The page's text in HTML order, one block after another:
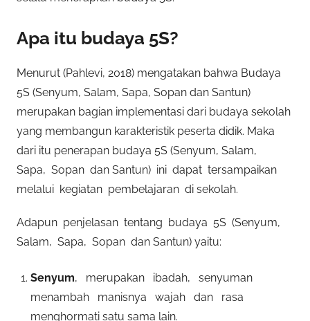
Apa itu budaya 5S?
Menurut (Pahlevi, 2018) mengatakan bahwa Budaya
5S (Senyum, Salam, Sapa, Sopan dan Santun)
merupakan bagian implementasi dari budaya sekolah
yang membangun karakteristik peserta didik. Maka
dari itu penerapan budaya 5S (Senyum, Salam,
Sapa, Sopan dan Santun) ini dapat tersampaikan
melalui kegiatan pembelajaran di sekolah.
Adapun penjelasan tentang budaya 5S (Senyum,
Salam, Sapa, Sopan dan Santun) yaitu:
Senyum, merupakan ibadah, senyuman
menambah manisnya wajah dan rasa
menghormati satu sama lain.